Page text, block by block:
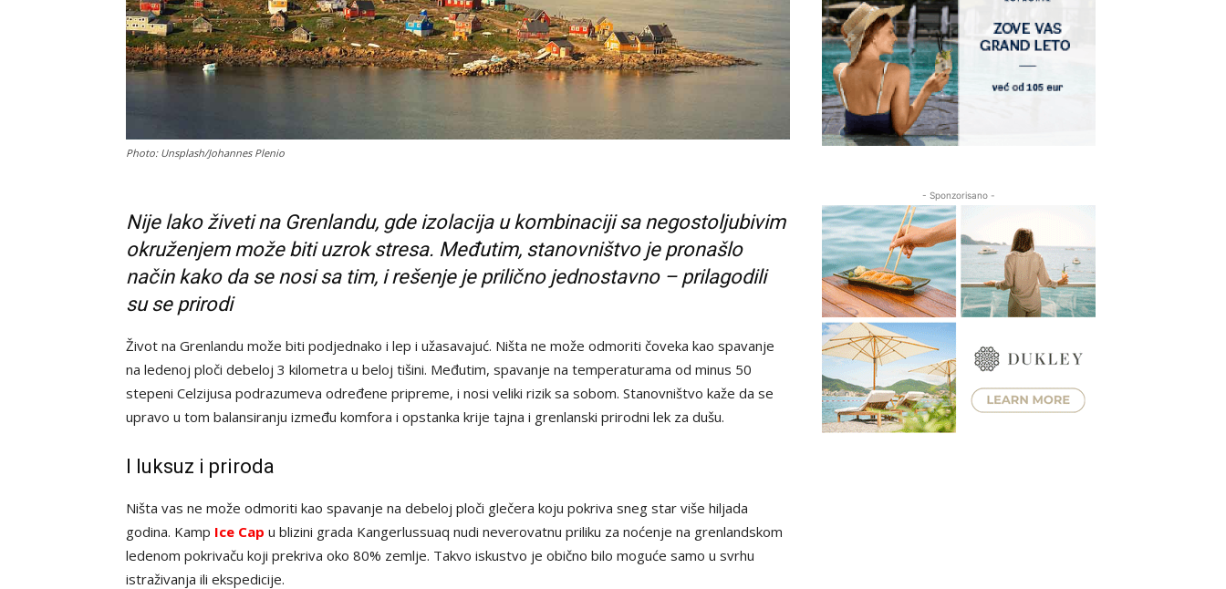
Photo: Unsplash/Johannes Plenio
Nije lako živeti na Grenlandu, gde izolacija u kombinaciji sa negostoljubivim
okruženjem može biti uzrok stresa. Međutim, stanovništvo je pronašlo
način kako da se nosi sa tim, i rešenje je prilično jednostavno – prilagodili
su se prirodi
Život na Grenlandu može biti podjednako i lep i užasavajuć. Ništa ne može odmoriti čoveka kao spavanje
na ledenoj ploči debeloj 3 kilometra u beloj tišini. Međutim, spavanje na temperaturama od minus 50
stepeni Celzijusa podrazumeva određene pripreme, i nosi veliki rizik sa sobom. Stanovništvo kaže da se
upravo u tom balansiranju između komfora i opstanka krije tajna i grenlanski prirodni lek za dušu.
I luksuz i priroda
Ništa vas ne može odmoriti kao spavanje na debeloj ploči glečera koju pokriva sneg star više hiljada
godina. Kamp Ice Cap u blizini grada Kangerlussuaq nudi neverovatnu priliku za noćenje na grenlandskom
ledenom pokrivaču koji prekriva oko 80% zemlje. Takvo iskustvo je obično bilo moguće samo u svrhu
istraživanja ili ekspedicije.
- Sponzorisano -